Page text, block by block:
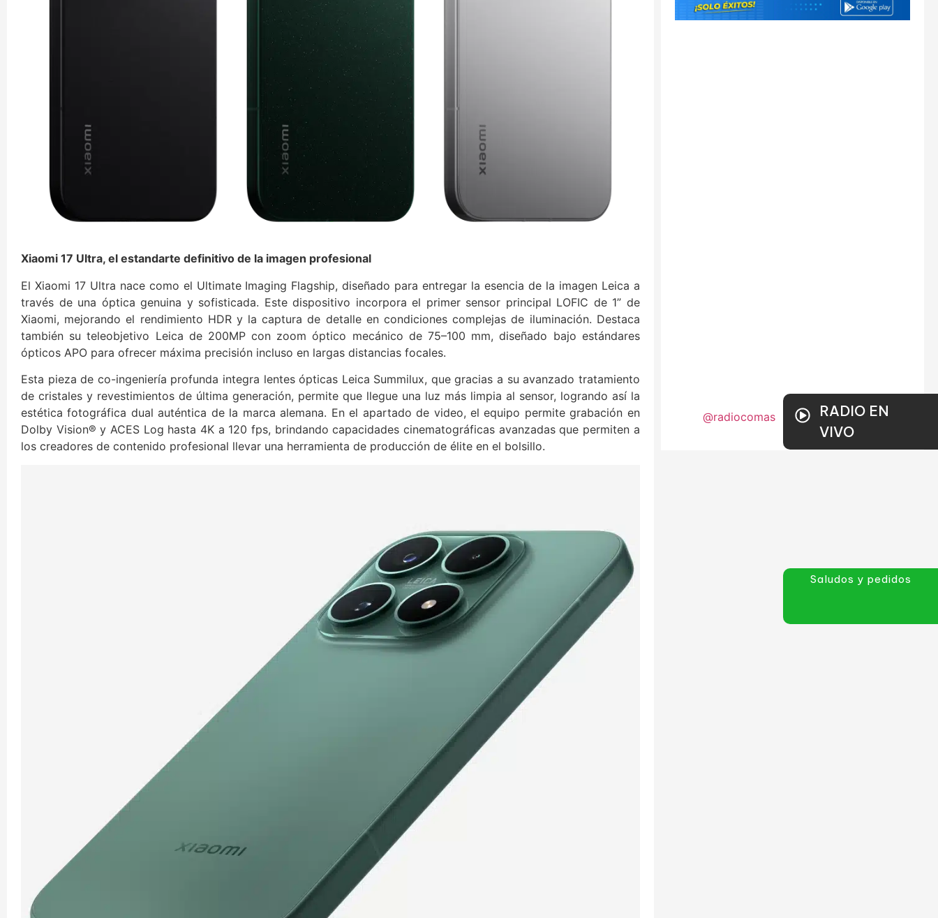
Xiaomi 17 Ultra, el estandarte definitivo de la imagen profesional
El Xiaomi 17 Ultra nace como el Ultimate Imaging Flagship, diseñado para entregar la esencia de la imagen Leica a
través de una óptica genuina y sofisticada. Este dispositivo incorpora el primer sensor principal LOFIC de 1” de
Xiaomi, mejorando el rendimiento HDR y la captura de detalle en condiciones complejas de iluminación. Destaca
también su teleobjetivo Leica de 200MP con zoom óptico mecánico de 75–100 mm, diseñado bajo estándares
ópticos APO para ofrecer máxima precisión incluso en largas distancias focales.
Esta pieza de co-ingeniería profunda integra lentes ópticas Leica Summilux, que gracias a su avanzado tratamiento
de cristales y revestimientos de última generación, permite que llegue una luz más limpia al sensor, logrando así la
estética fotográfica dual auténtica de la marca alemana. En el apartado de video, el equipo permite grabación en
Dolby Vision® y ACES Log hasta 4K a 120 fps, brindando capacidades cinematográficas avanzadas que permiten a
los creadores de contenido profesional llevar una herramienta de producción de élite en el bolsillo.
@radiocomas
RADIO EN
VIVO
Saludos y pedidos